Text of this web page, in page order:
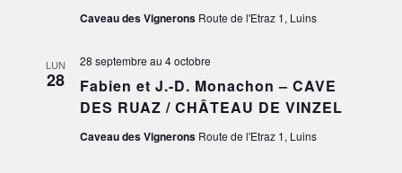
Caveau des Vignerons Route de l'Etraz 1, Luins
LUN
28
Fabien et J.-D. Monachon – CAVE
DES RUAZ / CHÂTEAU DE VINZEL
28 septembre au 4 octobre
Caveau des Vignerons Route de l'Etraz 1, Luins